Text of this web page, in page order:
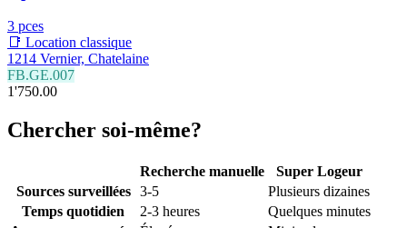
3 pces
📑 Location classique
1214 Vernier, Chatelaine
FB.GE.007
1'750.00
Chercher soi-même?
Recherche manuelle
Super Logeur
Sources surveillées
3-5
Plusieurs dizaines
Temps quotidien
2-3 heures
Quelques minutes